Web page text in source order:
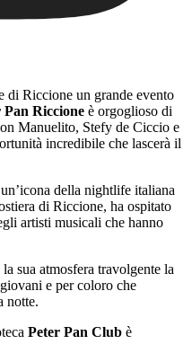
di Riccione un grande evento
Pan Riccione è orgoglioso di
Manuelito, Stefy de Ciccio e
incredibile che lascerà il
della nightlife italiana
di Riccione, ha ospitato
artisti musicali che hanno
sua atmosfera travolgente la
e per coloro che
notte.
Peter Pan Club è